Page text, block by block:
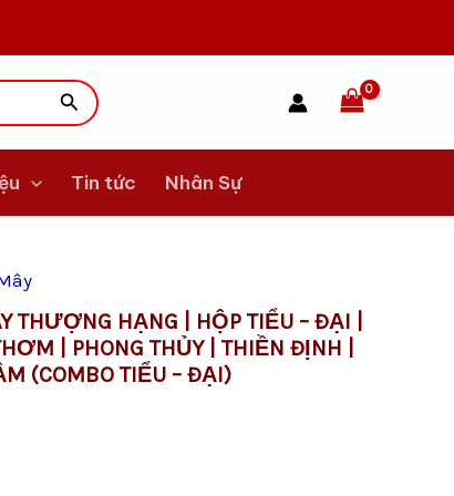
Tìm
kiếm
Tin tức Nhân Sự
THƯỢNG HẠNG | HỘP TIỂU – ĐẠI |
| PHONG THỦY | THIỀN ĐỊNH |
(COMBO TIỂU – ĐẠI)